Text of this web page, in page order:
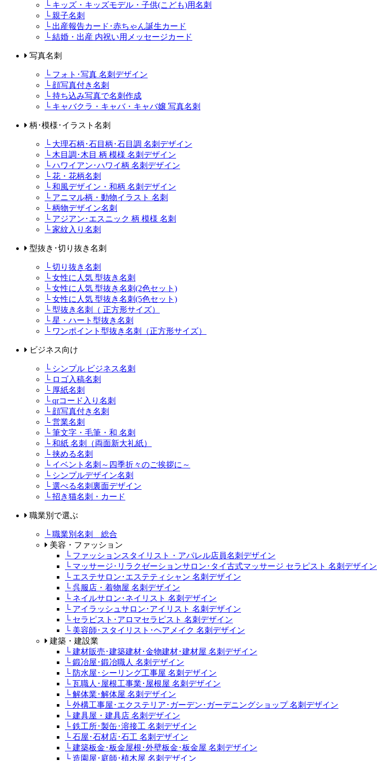
└ キッズ・キッズモデル・子供(こども)用名刺
└ 親子名刺
└ 出産報告カード･赤ちゃん誕生カード
└ 結婚・出産 内祝い用メッセージカード
写真名刺
└ フォト･写真 名刺デザイン
└ 顔写真付き名刺
└ 持ち込み写真で名刺作成
└ キャバクラ・キャバ・キャバ嬢 写真名刺
柄･模様･イラスト名刺
└ 大理石柄･石目柄･石目調 名刺デザイン
└ 木目調･木目 柄 模様 名刺デザイン
└ ハワイアン･ハワイ柄 名刺デザイン
└ 花・花柄名刺
└ 和風デザイン・和柄 名刺デザイン
└ アニマル柄・動物イラスト 名刺
└ 柄物デザイン名刺
└ アジアン･エスニック 柄 模様 名刺
└ 家紋入り名刺
型抜き･切り抜き名刺
└ 切り抜き名刺
└ 女性に人気 型抜き名刺
└ 女性に人気 型抜き名刺(2色セット)
└ 女性に人気 型抜き名刺(5色セット)
└ 型抜き名刺（ 正方形サイズ）
└ 星・ハート型抜き名刺
└ ワンポイント型抜き名刺（正方形サイズ）
ビジネス向け
└ シンプル ビジネス名刺
└ ロゴ入稿名刺
└ 厚紙名刺
└ qrコード入り名刺
└ 顔写真付き名刺
└ 営業名刺
└ 筆文字・毛筆・和 名刺
└ 和紙 名刺（両面新大礼紙）
└ 挟める名刺
└ イベント名刺～四季折々のご挨拶に～
└ シンプルデザイン名刺
└ 選べる名刺裏面デザイン
└ 招き猫名刺・カード
職業別で選ぶ
└ 職業別名刺 総合
美容・ファッション
└ ファッションスタイリスト・アパレル店員名刺デザイン
└ マッサージ･リラクゼーションサロン･タイ古式マッサージ セラピスト 名刺デザイン
└ エステサロン･エステティシャン 名刺デザイン
└ 呉服店・着物屋 名刺デザイン
└ ネイルサロン･ネイリスト 名刺デザイン
└ アイラッシュサロン･アイリスト 名刺デザイン
└ セラピスト･アロマセラピスト 名刺デザイン
└ 美容師･スタイリスト･ヘアメイク 名刺デザイン
建築・建設業
└ 建材販売･建築建材･金物建材･建材屋 名刺デザイン
└ 鍛冶屋･鍛冶職人 名刺デザイン
└ 防水屋･シーリング工事屋 名刺デザイン
└ 瓦職人･屋根工事業･屋根屋 名刺デザイン
└ 解体業･解体屋 名刺デザイン
└ 外構工事屋･エクステリア･ガーデン･ガーデニングショップ 名刺デザイン
└ 建具屋・建具店 名刺デザイン
└ 鉄工所･製缶･溶接工 名刺デザイン
└ 石屋･石材店･石工 名刺デザイン
└ 建築板金･板金屋根･外壁板金･板金屋 名刺デザイン
└ 造園屋･庭師･植木屋 名刺デザイン